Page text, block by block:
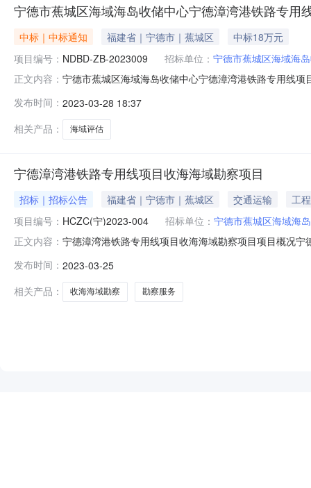
宁德市蕉城区海域海岛收储中心宁德漳湾港铁路专用
中标｜中标通知 福建省｜宁德市｜蕉城区
中标18万元
项目编号： NDBD-ZB-2023009 招标单位： 宁德市蕉城区海域海
正文内容： 宁德市蕉城区海域海岛收储中心宁德漳湾港铁路专用线
楼2112单元中标（成交）金额：18.0000000（万元）四
司宁
发布时间： 2023-03-28 18:37
相关产品：
海域评估
宁德漳湾港铁路专用线项目收海海域勘察项目
招标｜招标公告 福建省｜宁德市｜蕉城区 交通运输
工程
项目编号： HCZC(宁)2023-004 招标单位： 宁德市蕉城区海域海
正文内容： 宁德漳湾港铁路专用线项目收海海域勘察项目项目概况
式：竞争性磋商预算金额：30.0000000万元（人民币）
证金11-
发布时间： 2023-03-25
相关产品：
收海海域勘察 勘察服务